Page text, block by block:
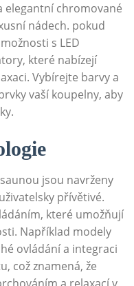
elegantní chromované
nádech. pokud
s LED
které nabízejí
Vybírejte barvy a
vaší koupelny, aby
jsou navrženy
přívětivé.
které umožňují
Například modely
ovládání a integraci
což znamená, že